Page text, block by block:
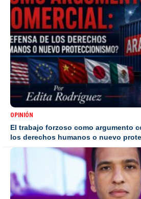
OPINIÓN
El trabajo forzoso como argumento
los derechos humanos o nuevo